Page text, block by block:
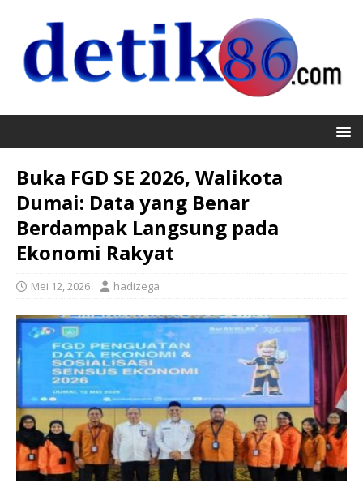
Buka FGD SE 2026, Walikota
Dumai: Data yang Benar
Berdampak Langsung pada
Ekonomi Rakyat
Mei 12, 2026 hadizega